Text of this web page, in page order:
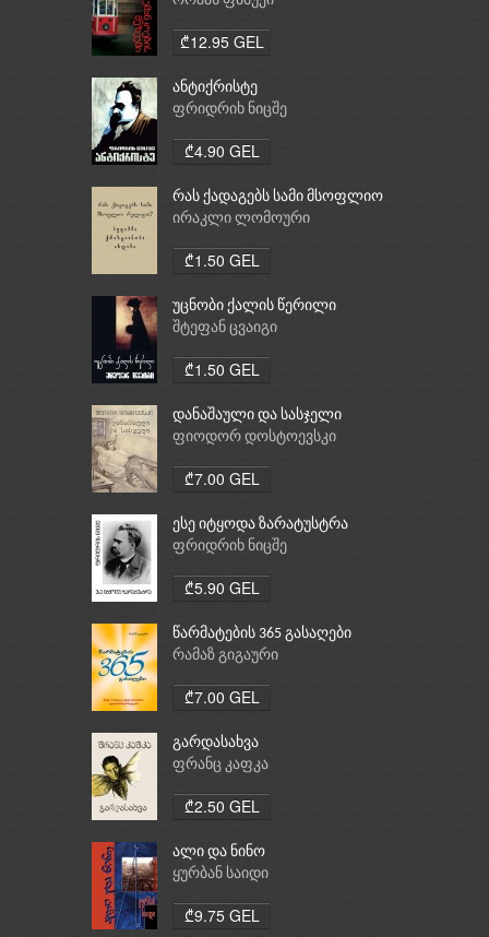
₾12.95 GEL
ანტიქრისტე
ფრიდრიხ ნიცშე
₾4.90 GEL
რას ქადაგებს სამი მსოფლიო
რელიგია: ბუდიზმი,
ირაკლი ლომოური
₾1.50 GEL
უცნობი ქალის წერილი
შტეფან ცვაიგი
₾1.50 GEL
დანაშაული და სასჯელი
ფიოდორ დოსტოევსკი
₾7.00 GEL
ესე იტყოდა ზარატუსტრა
ფრიდრიხ ნიცშე
₾5.90 GEL
წარმატების 365 გასაღები
რამაზ გიგაური
₾7.00 GEL
გარდასახვა
ფრანც კაფკა
₾2.50 GEL
ალი და ნინო
ყურბან საიდი
₾9.75 GEL